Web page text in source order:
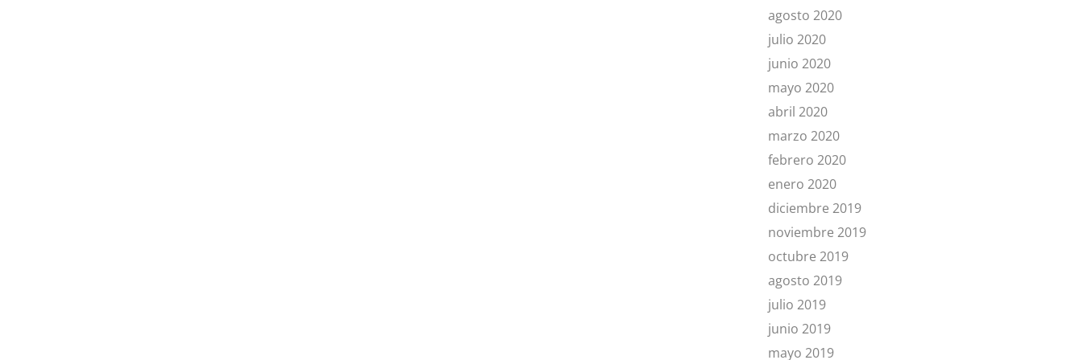
agosto 2020
julio 2020
junio 2020
mayo 2020
abril 2020
marzo 2020
febrero 2020
enero 2020
diciembre 2019
noviembre 2019
octubre 2019
agosto 2019
julio 2019
junio 2019
mayo 2019